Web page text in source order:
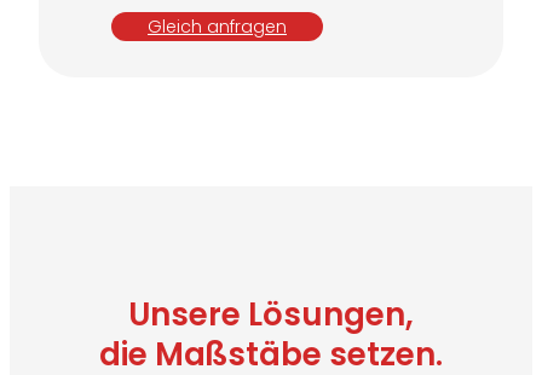
Gleich anfragen
Unsere Lösungen,
die Maßstäbe setzen.